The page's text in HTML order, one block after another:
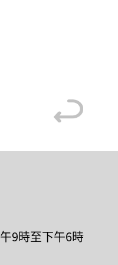
9時至下午6時